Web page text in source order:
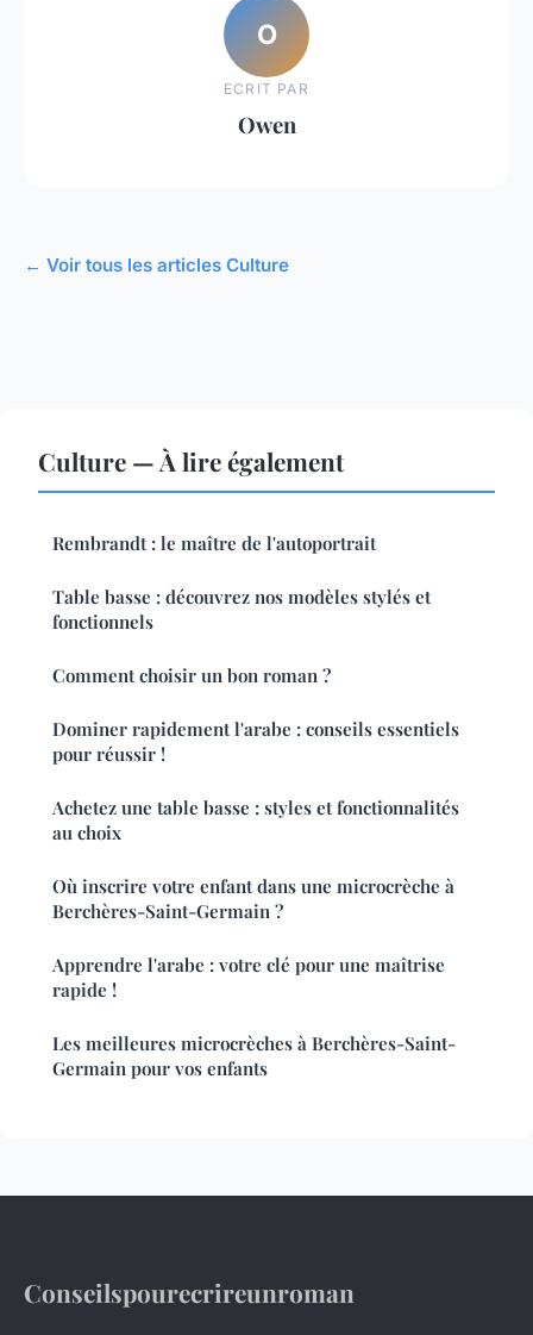
O
ECRIT PAR
Owen
← Voir tous les articles Culture
Culture — À lire également
Rembrandt : le maître de l'autoportrait
Table basse : découvrez nos modèles stylés et
fonctionnels
Comment choisir un bon roman ?
Dominer rapidement l'arabe : conseils essentiels
pour réussir !
Achetez une table basse : styles et fonctionnalités
au choix
Où inscrire votre enfant dans une microcrèche à
Berchères-Saint-Germain ?
Apprendre l'arabe : votre clé pour une maîtrise
rapide !
Les meilleures microcrèches à Berchères-Saint-
Germain pour vos enfants
Conseilspourecrireunroman